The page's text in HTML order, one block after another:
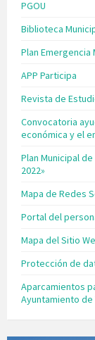
PGOU
Biblioteca
Plan Emergencia
APP Participa
Revista de
Convocatoria
económica y el
Plan Municipal de
2022»
Mapa de Redes
Portal del
Mapa del Sitio
Protección de
Aparcamientos
Ayuntamiento de